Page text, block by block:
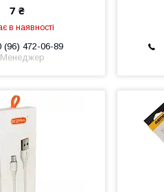
7 ₴
в наявності
(96) 472-06-89
Менеджер